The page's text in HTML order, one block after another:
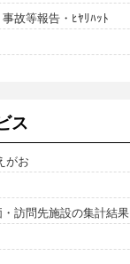
故等報告・ﾋﾔﾘﾊｯﾄ
ス
がお
訪問先施設の集計結果